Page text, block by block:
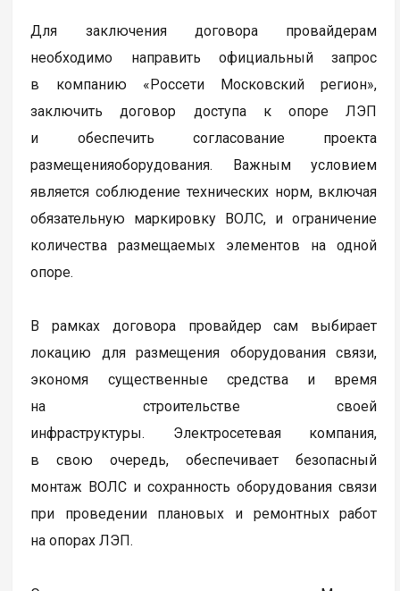
Для заключения договора провайдерам
необходимо направить официальный запрос
в компанию «Россети Московский регион»,
заключить договор доступа к опоре ЛЭП
и обеспечить согласование проекта
размещенияоборудования. Важным условием
является соблюдение технических норм, включая
обязательную маркировку ВОЛС, и ограничение
количества размещаемых элементов на одной
опоре.
В рамках договора провайдер сам выбирает
локацию для размещения оборудования связи,
экономя существенные средства и время
на строительстве своей
инфраструктуры. Электросетевая компания,
в свою очередь, обеспечивает безопасный
монтаж ВОЛС и сохранность оборудования связи
при проведении плановых и ремонтных работ
на опорах ЛЭП.